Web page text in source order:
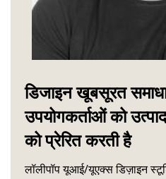
डिजाइन खूबसूरत
उपयोगकर्ताओं को
को प्रेरित करती है
लॉलीपॉप यूआई/यूएक्स डिज़ाइन